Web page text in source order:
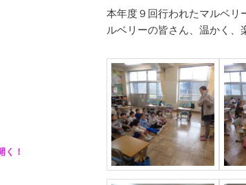
本年度９回行われたマルベリ
ルベリーの皆さん、温かく、
く！